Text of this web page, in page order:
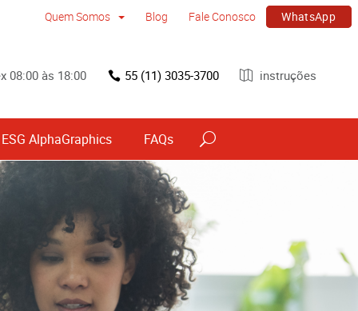
Quem Somos Blog Fale Conosco WhatsApp
08:00 às 18:00 55 (11) 3035-3700 instruções
ESG AlphaGraphics FAQs